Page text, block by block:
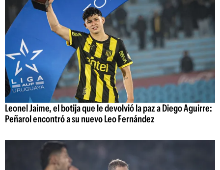
Leonel Jaime, el botija que le devolvió la paz a Diego Aguirre:
Peñarol encontró a su nuevo Leo Fernández